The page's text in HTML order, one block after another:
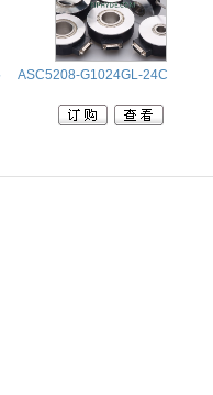
ASC5208-G1024GL-24C